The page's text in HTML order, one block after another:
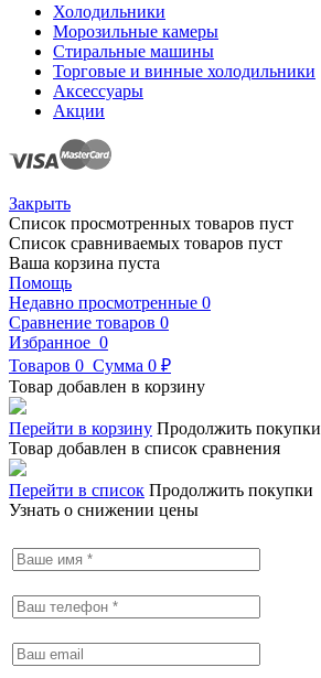
Холодильники
Морозильные камеры
Стиральные машины
Торговые и винные холодильники
Аксессуары
Акции
Закрыть
Список просмотренных товаров пуст
Список сравниваемых товаров пуст
Ваша корзина пуста
Помощь
Недавно просмотренные 0
Сравнение товаров 0
Избранное 0
Товаров 0 Сумма 0 ₽
Товар добавлен в корзину
Перейти в корзину Продолжить покупки
Товар добавлен в список сравнения
Перейти в список Продолжить покупки
Узнать о снижении цены